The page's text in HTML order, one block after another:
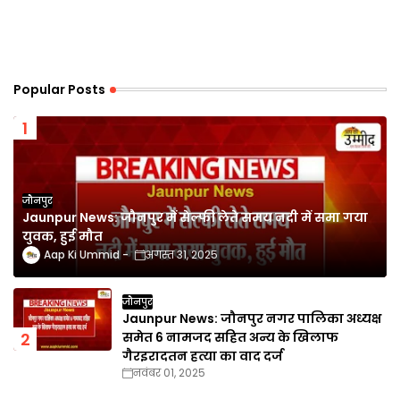
Popular Posts
जौनपुर
Jaunpur News: जौनपुर में सेल्फी लेते समय नदी में समा गया
युवक, हुई मौत
Aap Ki Ummid अगस्त 31, 2025
जौनपुर
Jaunpur News: जौनपुर नगर पालिका अध्यक्ष
समेत 6 नामजद सहित अन्य के खिलाफ
गैरइरादतन हत्या का वाद दर्ज
नवंबर 01, 2025